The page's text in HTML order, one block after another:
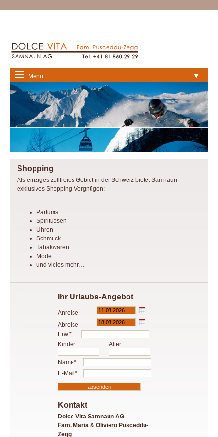
Menu ▼
Shopping
Als einziges zollfreies Gebiet in der Schweiz bietet Samnaun
exklusives Shopping-Vergnügen:
Parfums
Spirituosen
Uhren
Schmuck
Tabakwaren
Mode
und vieles mehr…
Ihr Urlaubs-Angebot
Anreise
Abreise
Erw.*:
Kinder:
Alter:
Name*:
E-Mail*:
Kontakt
Dolce Vita Samnaun AG
Fam. Maria & Oliviero Pusceddu-
Zegg